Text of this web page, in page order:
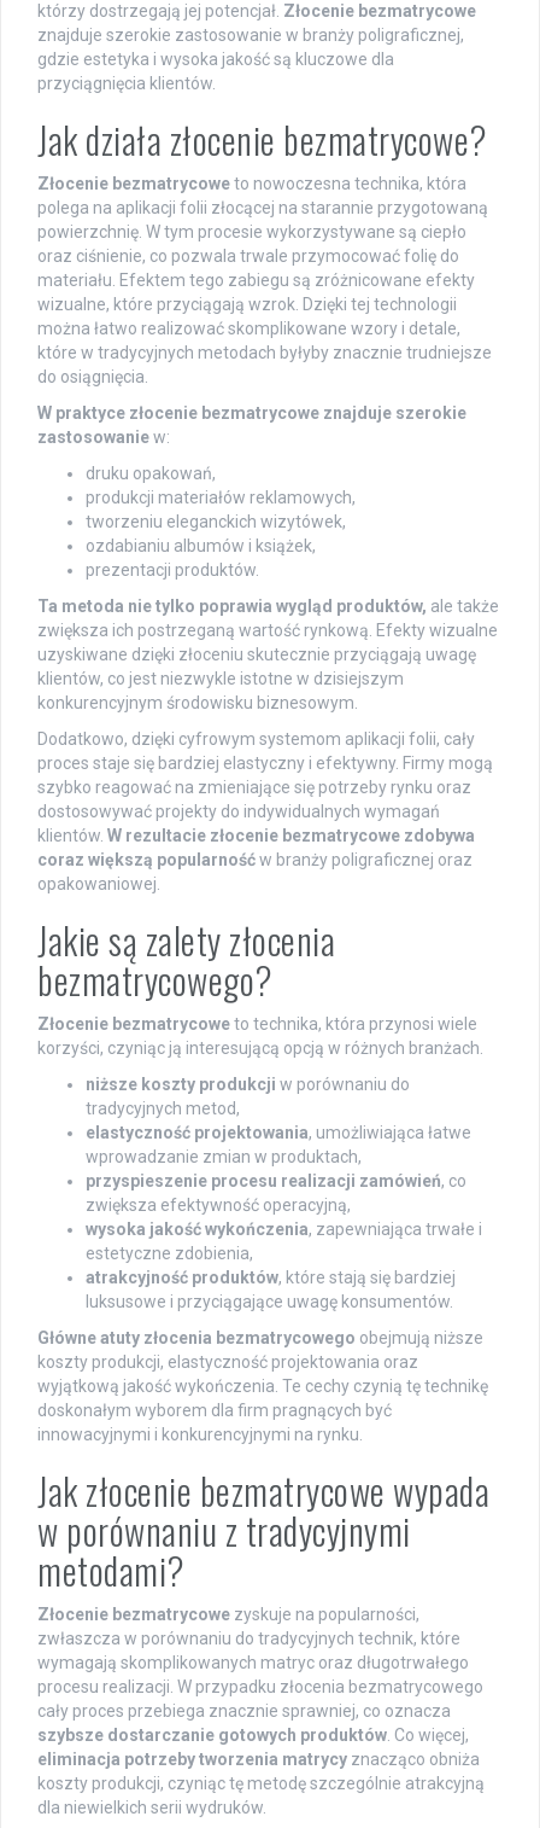
którzy dostrzegają jej potencjał. Złocenie bezmatrycowe
znajduje szerokie zastosowanie w branży poligraficznej,
gdzie estetyka i wysoka jakość są kluczowe dla
przyciągnięcia klientów.
Jak działa złocenie bezmatrycowe?
Złocenie bezmatrycoweto nowoczesna technika, która
polega na aplikacji folii złocącej na starannie przygotowaną
powierzchnię. W tym procesie wykorzystywane są ciepło
oraz ciśnienie, co pozwala trwale przymocować folię do
materiału. Efektem tego zabiegu są zróżnicowane efekty
wizualne, które przyciągają wzrok. Dzięki tej technologii
można łatwo realizować skomplikowane wzory i detale,
które w tradycyjnych metodach byłyby znacznie trudniejsze
do osiągnięcia.
W praktyce złocenie bezmatrycowe znajduje szerokie
zastosowaniew:
druku opakowań,
produkcji materiałów reklamowych,
tworzeniu eleganckich wizytówek,
ozdabianiu albumów i książek,
prezentacji produktów.
Ta metoda nie tylko poprawia wygląd produktów, ale także
zwiększa ich postrzeganą wartość rynkową. Efekty wizualne
uzyskiwane dzięki złoceniu skutecznie przyciągają uwagę
klientów, co jest niezwykle istotne w dzisiejszym
konkurencyjnym środowisku biznesowym.
Dodatkowo, dzięki cyfrowym systemom aplikacji folii, cały
proces staje się bardziej elastyczny i efektywny. Firmy mogą
szybko reagować na zmieniające się potrzeby rynku oraz
dostosowywać projekty do indywidualnych wymagań
klientów. W rezultacie złocenie bezmatrycowe zdobywa
coraz większą popularnośćw branży poligraficznej oraz
opakowaniowej.
Jakie są zalety złocenia
bezmatrycowego?
Złocenie bezmatrycoweto technika, która przynosi wiele
korzyści, czyniąc ją interesującą opcją w różnych branżach.
niższe koszty produkcji w porównaniu do
tradycyjnych metod,
elastyczność projektowania, umożliwiająca łatwe
wprowadzanie zmian w produktach,
przyspieszenie procesu realizacji zamówień, co
zwiększa efektywność operacyjną,
wysoka jakość wykończenia, zapewniająca trwałe i
estetyczne zdobienia,
atrakcyjność produktów, które stają się bardziej
luksusowe i przyciągające uwagę konsumentów.
Główne atuty złocenia bezmatrycowego obejmują niższe
koszty produkcji, elastyczność projektowania oraz
wyjątkową jakość wykończenia. Te cechy czynią tę technikę
doskonałym wyborem dla firm pragnących być
innowacyjnymi i konkurencyjnymi na rynku.
Jak złocenie bezmatrycowe wypada
w porównaniu z tradycyjnymi
metodami?
Złocenie bezmatrycowe zyskuje na popularności,
zwłaszcza w porównaniu do tradycyjnych technik, które
wymagają skomplikowanych matryc oraz długotrwałego
procesu realizacji. W przypadku złocenia bezmatrycowego
cały proces przebiega znacznie sprawniej, co oznacza
szybsze dostarczanie gotowych produktów. Co więcej,
eliminacja potrzeby tworzenia matrycy znacząco obniża
koszty produkcji, czyniąc tę metodę szczególnie atrakcyjną
dla niewielkich serii wydruków.